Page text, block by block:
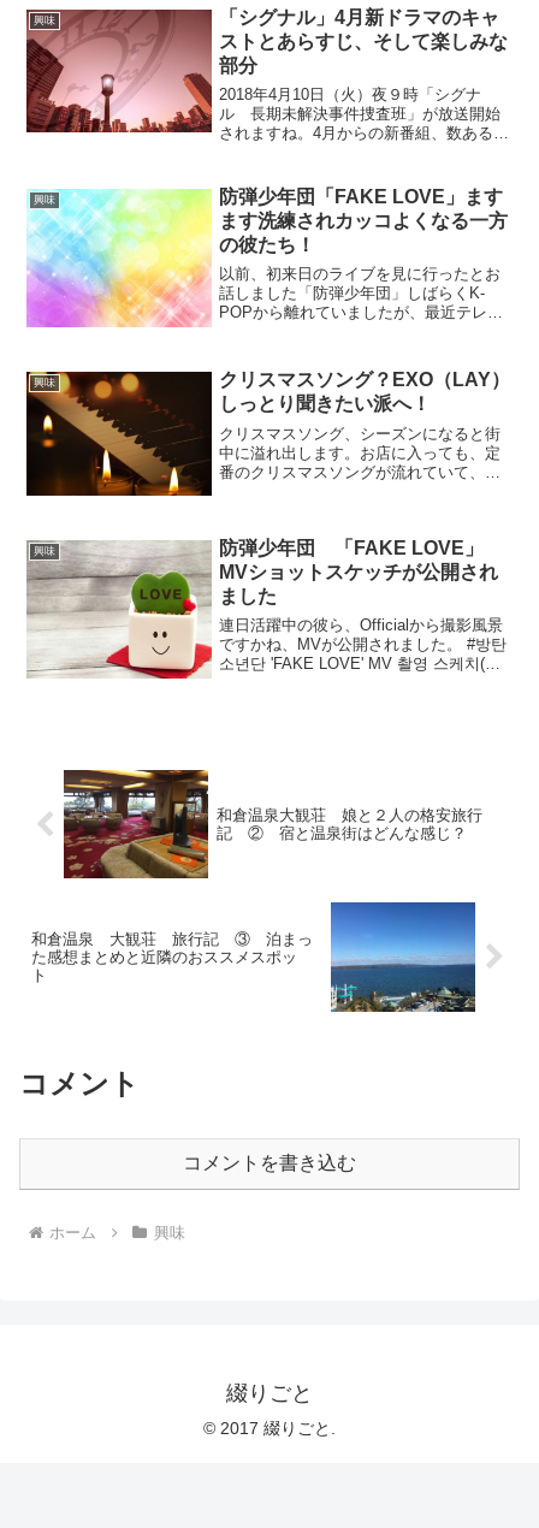
すね。モンスターX 6月にも...
興味
「シグナル」4月新ドラマのキャ
ストとあらすじ、そして楽しみな
部分
2018年4月10日（火）夜９時「シグナ
ル 長期未解決事件捜査班」が放送開始
されますね。4月からの新番組、数ある中
レ、フジテレビ系列のドラマです。主演
キャストは坂口健太...
興味
防弾少年団「FAKE LOVE」ます
ます洗練されカッコよくなる一方
の彼たち！
以前、初来日のライブを見に行ったとお
話しました「防弾少年団」しばらくK-
POPから離れていましたが、最近テレビ
です。主にK-POPです。そこで俄然頻繁
に見てしまうの...
興味
クリスマスソング？EXO（LAY）
しっとり聞きたい派へ！
クリスマスソング、シーズンになると街
中に溢れ出します。お店に入っても、定
番のクリスマスソングが流れていて、テ
れくらいいるのでしょう？...
興味
防弾少年団 「FAKE LOVE」
MVショットスケッチが公開され
ました
連日活躍中の彼ら、Officialから撮影風景
ですかね、MVが公開されました。 #방탄
소년단 'FAKE LOVE' MV 촬영 스케치(—
和倉温泉大観荘 娘と２人の格安旅行
記 ② 宿と温泉街はどんな感じ？
和倉温泉 大観荘 旅行記 ③ 泊まっ
た感想まとめと近隣のおススメスポッ
ト
コメント
コメントを書き込む
ホーム 興味
綴りごと
© 2017 綴りごと.